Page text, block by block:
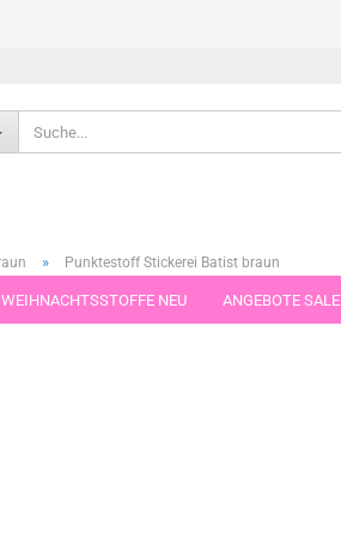
WEIHNACHTSSTOFFE NEU ANGEBOTE SALE
» Punktestoff Stickerei Batist braun
Artikel in dieser Kategorie